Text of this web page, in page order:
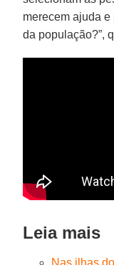
merecem ajuda
da população?”,
Leia mais
Nas ilhas